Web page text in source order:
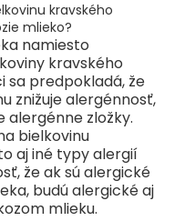
kravského
mlieko?
namiesto
kravského
sa predpokladá, že
znižuje alergénnosť,
alergénne zložky.
bielkovinu
aj iné typy alergií
že ak sú alergické
budú alergické aj
mlieku.